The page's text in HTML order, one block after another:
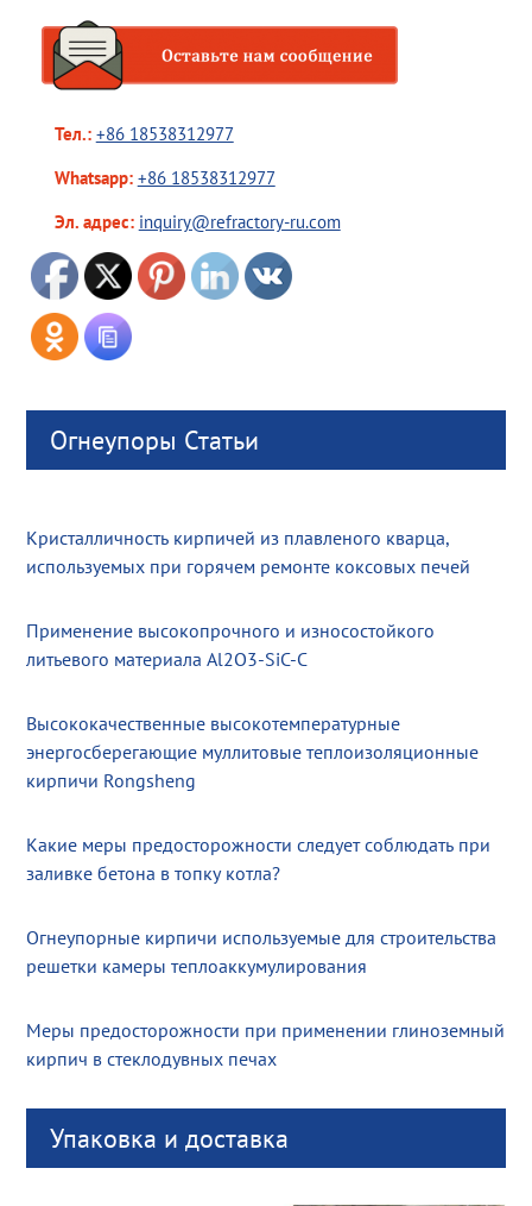
Тел.: +86 18538312977
Whatsapp: +86 18538312977
Эл. адрес: inquiry@refractory-ru.com
Огнеупоры Статьи
Кристалличность кирпичей из плавленого кварца,
используемых при горячем ремонте коксовых печей
Применение высокопрочного и износостойкого
литьевого материала Al2O3-SiC-C
Высококачественные высокотемпературные
энергосберегающие муллитовые теплоизоляционные
кирпичи Rongsheng
Какие меры предосторожности следует соблюдать при
заливке бетона в топку котла?
Огнеупорные кирпичи используемые для строительства
решетки камеры теплоаккумулирования
Меры предосторожности при применении глиноземный
кирпич в стеклодувных печах
Упаковка и доставка